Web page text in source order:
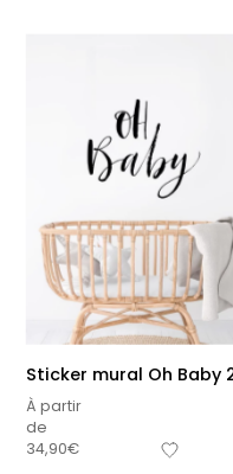
Sticker mural Oh Baby
À partir
de
34,90€